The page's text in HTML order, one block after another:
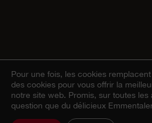
Pour une fois, les cookies
des cookies pour vous offrir la
notre site web. Promis, sur toutes
question que du délicieux